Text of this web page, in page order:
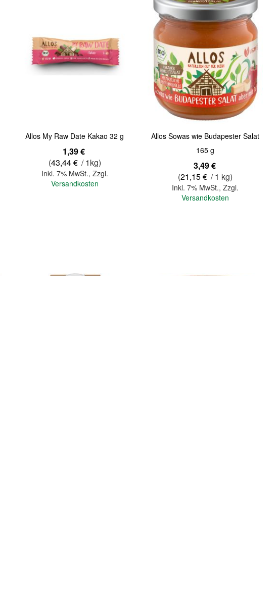
Quickview
Quickview
Allos My Raw Date Kakao 32 g
1,39 €
(43,44 € / 1kg)
Inkl. 7% MwSt., Zzgl.
Versandkosten
Allos Sowas wie Budapester Salat
165 g
3,49 €
(21,15 € / 1 kg)
Inkl. 7% MwSt.,Zzgl.
Versandkosten